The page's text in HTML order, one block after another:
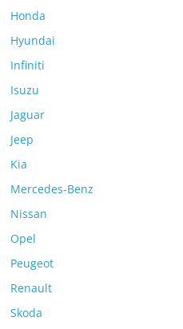
Honda
Hyundai
Infiniti
Isuzu
Jaguar
Jeep
Kia
Mercedes-Benz
Nissan
Opel
Peugeot
Renault
Skoda